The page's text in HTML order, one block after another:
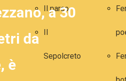
Il parco
Il
Sepolcreto
a 30
da
è